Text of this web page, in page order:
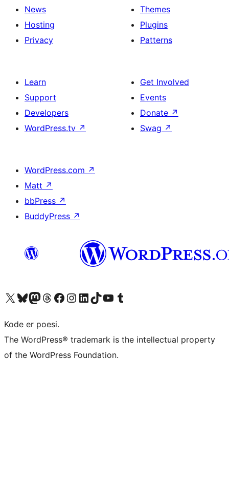
News
Hosting
Privacy
Themes
Plugins
Patterns
Learn
Support
Developers
WordPress.tv ↗
Get Involved
Events
Donate ↗
Swag ↗
WordPress.com ↗
Matt ↗
bbPress ↗
BuddyPress ↗
Visit our X (formerly Twitter) account
Visit our Bluesky account
Visit our Mastodon account
Visit our Threads account
Visit our Facebook page
Visit our Instagram account
Visit our LinkedIn account
Visit our TikTok account
Visit our YouTube channel
Visit our Tumblr account
Kode er poesi.
The WordPress® trademark is the intellectual property
of the WordPress Foundation.